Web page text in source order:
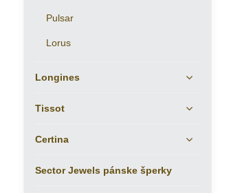
Pulsar
Lorus
Longines
Tissot
Certina
Sector Jewels pánske šperky